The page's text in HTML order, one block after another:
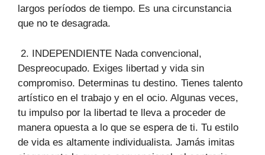
largos períodos de tiempo. Es una circunstancia
que no te desagrada.
2. INDEPENDIENTE Nada convencional,
Despreocupado. Exiges libertad y vida sin
compromiso. Determinas tu destino. Tienes talento
artístico en el trabajo y en el ocio. Algunas veces,
tu impulso por la libertad te lleva a proceder de
manera opuesta a lo que se espera de ti. Tu estilo
de vida es altamente individualista. Jamás imitas